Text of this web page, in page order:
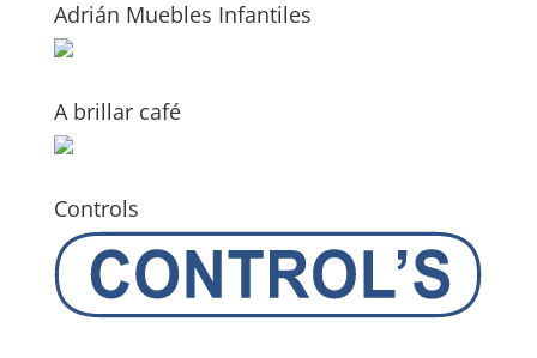
Adrián Muebles Infantiles
A brillar café
Controls